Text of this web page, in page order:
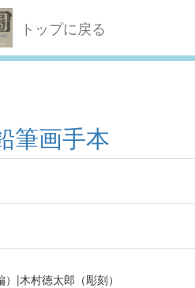
トップに戻る
筆画手本
|木村徳太郎（彫刻）